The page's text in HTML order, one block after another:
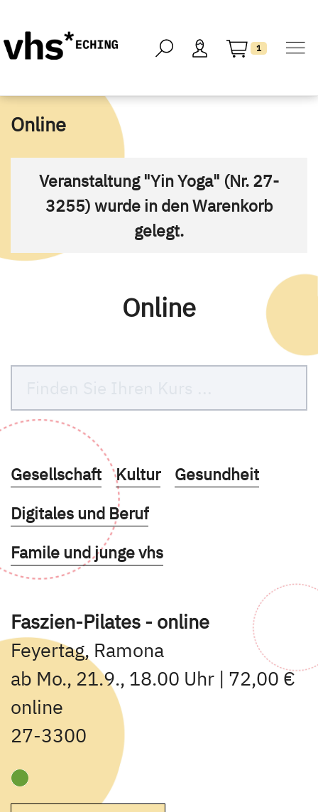
1
Online
Veranstaltung "Yin Yoga" (Nr. 27-
3255) wurde in den Warenkorb
gelegt.
Online
Kurse des folgenden Fachbereiches
Gesellschaft Kurse des folgenden
Kultur Kurse des
Gesundheit
Kurse des folgenden Fachbereiches
Digitales und Beruf
Kurse des folgenden Fachbereiches
Famile und junge vhs
Faszien-Pilates - online
Feyertag, Ramona
ab Mo., 21.9., 18.00 Uhr | 72,00 €
online
27-3300